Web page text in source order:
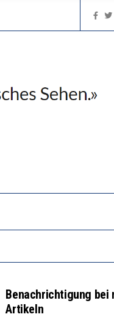
Benachrichtigung bei
Artikeln